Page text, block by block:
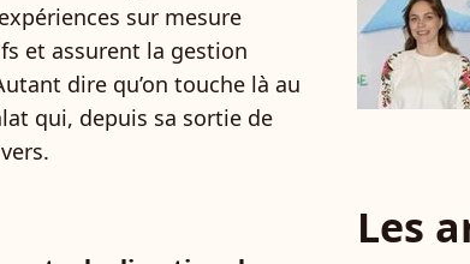
sur mesure
et assurent la gestion
dire qu’on touche là au
qui, depuis sa sortie de
Les